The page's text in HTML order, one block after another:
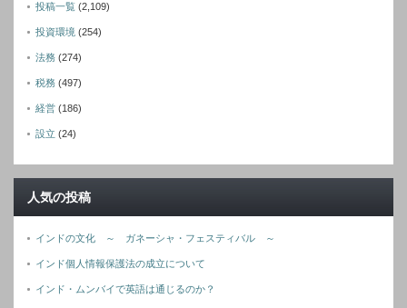
投稿一覧 (2,109)
投資環境 (254)
法務 (274)
税務 (497)
経営 (186)
設立 (24)
人気の投稿
インドの文化 ～ ガネーシャ・フェスティバル ～
インド個人情報保護法の成立について
インド・ムンバイで英語は通じるのか？